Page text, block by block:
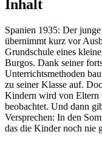
Inhalt
Spanien 1935: Der
übernimmt kurz vor
Grundschule eines
Burgos. Dank seiner
Unterrichtsmethoden
zu seiner Klasse auf.
Kindern wird von Eltern
beobachtet. Und dann
Versprechen: In den
das die Kinder noch nie